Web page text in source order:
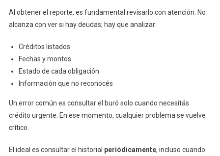
Al obtener el reporte, es fundamental revisarlo con atención. No
alcanza con ver si hay deudas; hay que analizar:
Créditos listados
Fechas y montos
Estado de cada obligación
Información que no reconocés
Un error común es consultar el buró solo cuando necesitás
crédito urgente. En ese momento, cualquier problema se vuelve
crítico.
El ideal es consultar el historial periódicamente, incluso cuando